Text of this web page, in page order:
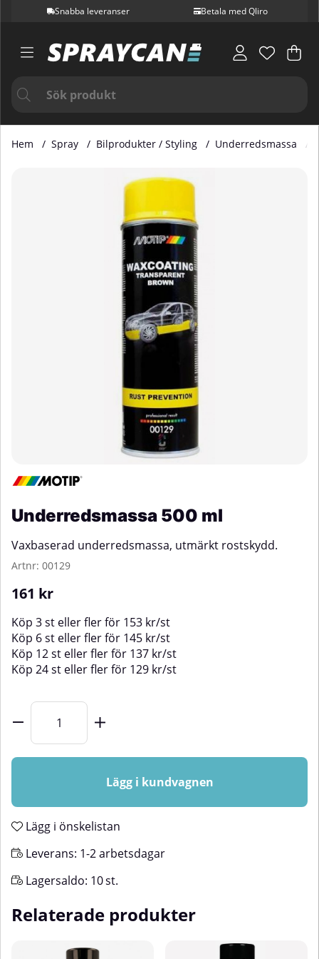
Snabba leveranser Betala med Qliro
.
Hem Spray Bilprodukter / Styling Underredsmassa
Produktbilder Underredsmassa 500 ml
Underredsmassa 500 ml
Vaxbaserad underredsmassa, utmärkt rostskydd.
Artnr: 00129
161 kr
Köp 3 st eller fler för 153 kr/st
Köp 6 st eller fler för 145 kr/st
Köp 12 st eller fler för 137 kr/st
Köp 24 st eller fler för 129 kr/st
Lägg i kundvagnen
Lägg i önskelistan
Leverans: 1-2 arbetsdagar
Lagersaldo: 10st.
Relaterade produkter